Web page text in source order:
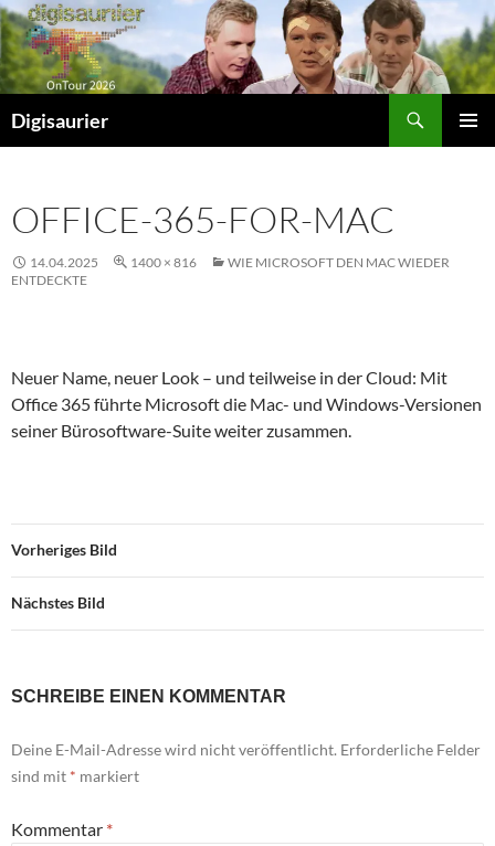
Zum
Inhalt
springen
Digisaurier
OFFICE-365-FOR-MAC
14.04.2025 1400 × 816
WIE MICROSOFT DEN MAC WIEDER
ENTDECKTE
Neuer Name, neuer Look – und teilweise in der Cloud: Mit
Office 365 führte Microsoft die Mac- und Windows-Versionen
seiner Bürosoftware-Suite weiter zusammen.
Vorheriges Bild
Nächstes Bild
SCHREIBE EINEN KOMMENTAR
Deine E-Mail-Adresse wird nicht veröffentlicht. Erforderliche Felder
sind mit * markiert
Kommentar *